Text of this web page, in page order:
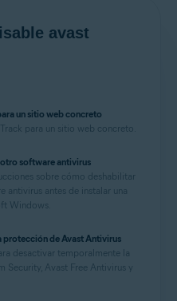
avast
un sitio web concreto
para un sitio web concreto.
software antivirus
sobre cómo deshabilitar
antivirus antes de instalar una
Windows.
de Avast Antivirus
desactivar temporalmente la
Security, Avast Free Antivirus y